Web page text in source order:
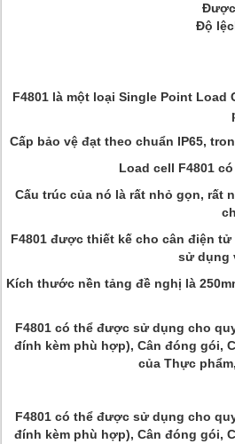
Độ
F4801 là một loại Single Point
Cấp bảo vệ đạt theo chuẩn IP65,
Load cell F4801
Cấu trúc của nó là rất nhỏ gọn, rất
F4801 được thiết kế cho cân điện
sử dụng
Kích thước nền tảng đề nghị là
F4801 có thể được sử dụng cho
đính kèm phù hợp), Cân đóng gói,
của Thực
F4801 có thể được sử dụng cho
đính kèm phù hợp), Cân đóng gói,